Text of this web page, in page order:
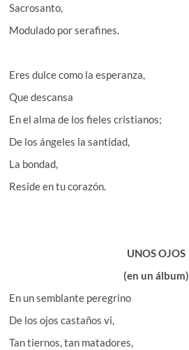
Sacrosanto,
Modulado por serafines.
Eres dulce como la esperanza,
Que descansa
En el alma de los fieles cristianos;
De los ángeles la santidad,
La bondad,
Reside en tu corazón.
UNOS OJOS
(en un álbum)
En un semblante peregrino
De los ojos castaños vi,
Tan tiernos, tan matadores,